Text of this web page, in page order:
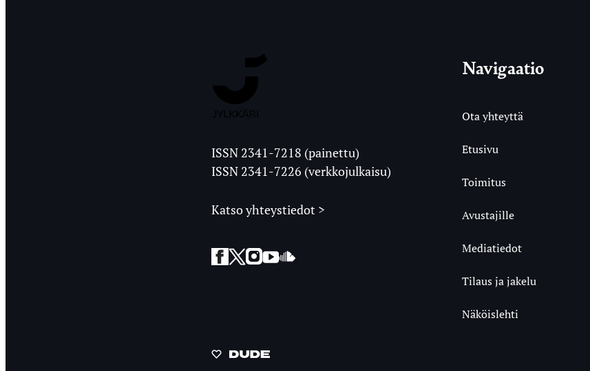
Ylioppilaslehti
ISSN 2341-7218 (painettu)
ISSN 2341-7226 (verkkojulkaisu)
Katso yhteystiedot >
Facebook
Twitter
Instagram
YouTubeSoundCloud
Navigaatio
Ota yhteyttä
Etusivu
Toimitus
Avustajille
Mediatiedot
Tilaus ja jakelu
Näköislehti